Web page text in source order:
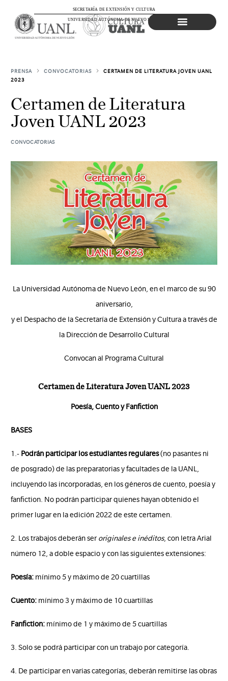
UNIVERSIDAD AUTÓNOMA DE NUEVO LEÓN
SECRETARÍA DE EXTENSIÓN Y CULTURA
PRENSA CONVOCATORIAS
CERTAMEN DE LITERATURA JOVEN UANL
2023
Certamen de Literatura
Joven UANL 2023
CONVOCATORIAS
La Universidad Autónoma de Nuevo León, en el marco de su 90
aniversario,
y el Despacho de la Secretaría de Extensión y Cultura a través de
la Dirección de Desarrollo Cultural
Convocan al Programa Cultural
Certamen de Literatura Joven UANL 2023
Poesía, Cuento y Fanfiction
BASES
1.- Podrán participar los estudiantes regulares(no pasantes ni
de posgrado) de las preparatorias y facultades de la UANL,
incluyendo las incorporadas, en los géneros de cuento, poesía y
fanfiction. No podrán participar quienes hayan obtenido el
primer lugar en la edición 2022 de este certamen.
2. Los trabajos deberán seroriginales e inéditos, con letra Arial
número 12, a doble espacio y con las siguientes extensiones:
Poesía: mínimo 5 y máximo de 20 cuartillas
Cuento: mínimo 3 y máximo de 10 cuartillas
Fanfiction: mínimo de 1 y máximo de 5 cuartillas
3. Solo se podrá participar con un trabajo por categoría.
4. De participar en varias categorías, deberán remitirse las obras